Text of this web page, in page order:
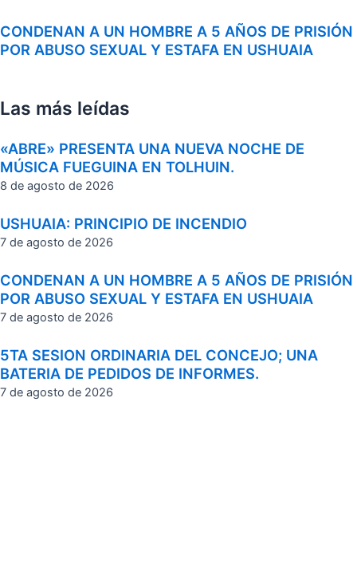
CONDENAN A UN HOMBRE A 5 AÑOS DE PRISIÓN
POR ABUSO SEXUAL Y ESTAFA EN USHUAIA
Las más leídas
«ABRE» PRESENTA UNA NUEVA NOCHE DE
MÚSICA FUEGUINA EN TOLHUIN.
8 de agosto de 2026
USHUAIA: PRINCIPIO DE INCENDIO
7 de agosto de 2026
CONDENAN A UN HOMBRE A 5 AÑOS DE PRISIÓN
POR ABUSO SEXUAL Y ESTAFA EN USHUAIA
7 de agosto de 2026
5TA SESION ORDINARIA DEL CONCEJO; UNA
BATERIA DE PEDIDOS DE INFORMES.
7 de agosto de 2026